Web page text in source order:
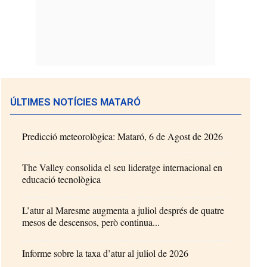
ÚLTIMES NOTÍCIES MATARÓ
Predicció meteorològica: Mataró, 6 de Agost de 2026
The Valley consolida el seu lideratge internacional en
educació tecnològica
L’atur al Maresme augmenta a juliol després de quatre
mesos de descensos, però continua...
Informe sobre la taxa d’atur al juliol de 2026